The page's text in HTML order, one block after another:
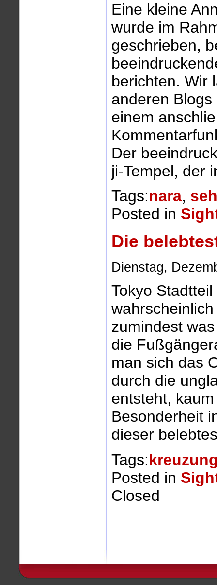
Eine kleine
wurde im
geschrieben,
berichten. Wir
anderen
einem
Der
ji-Tempel, der
Tags:nara,
Posted in
Die
Dienstag,
Tokyo
zumindest
die
man sich das
durch die
entsteht,
Besonderheit
dieser
Tags:
Posted in
Closed